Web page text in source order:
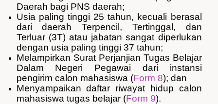
Daerah bagi PNS daerah;
Usia paling tinggi 25 tahun, kecuali berasal
dari daerah Terpencil, Tertinggal, dan
Terluar (3T) atau jabatan sangat diperlukan
dengan usia paling tinggi 37 tahun;
Melampirkan Surat Perjanjian Tugas Belajar
Dalam Negeri Pegawai dari instansi
pengirim calon mahasiswa (Form 8); dan
Menyampaikan daftar riwayat hidup calon
mahasiswa tugas belajar (Form 9).